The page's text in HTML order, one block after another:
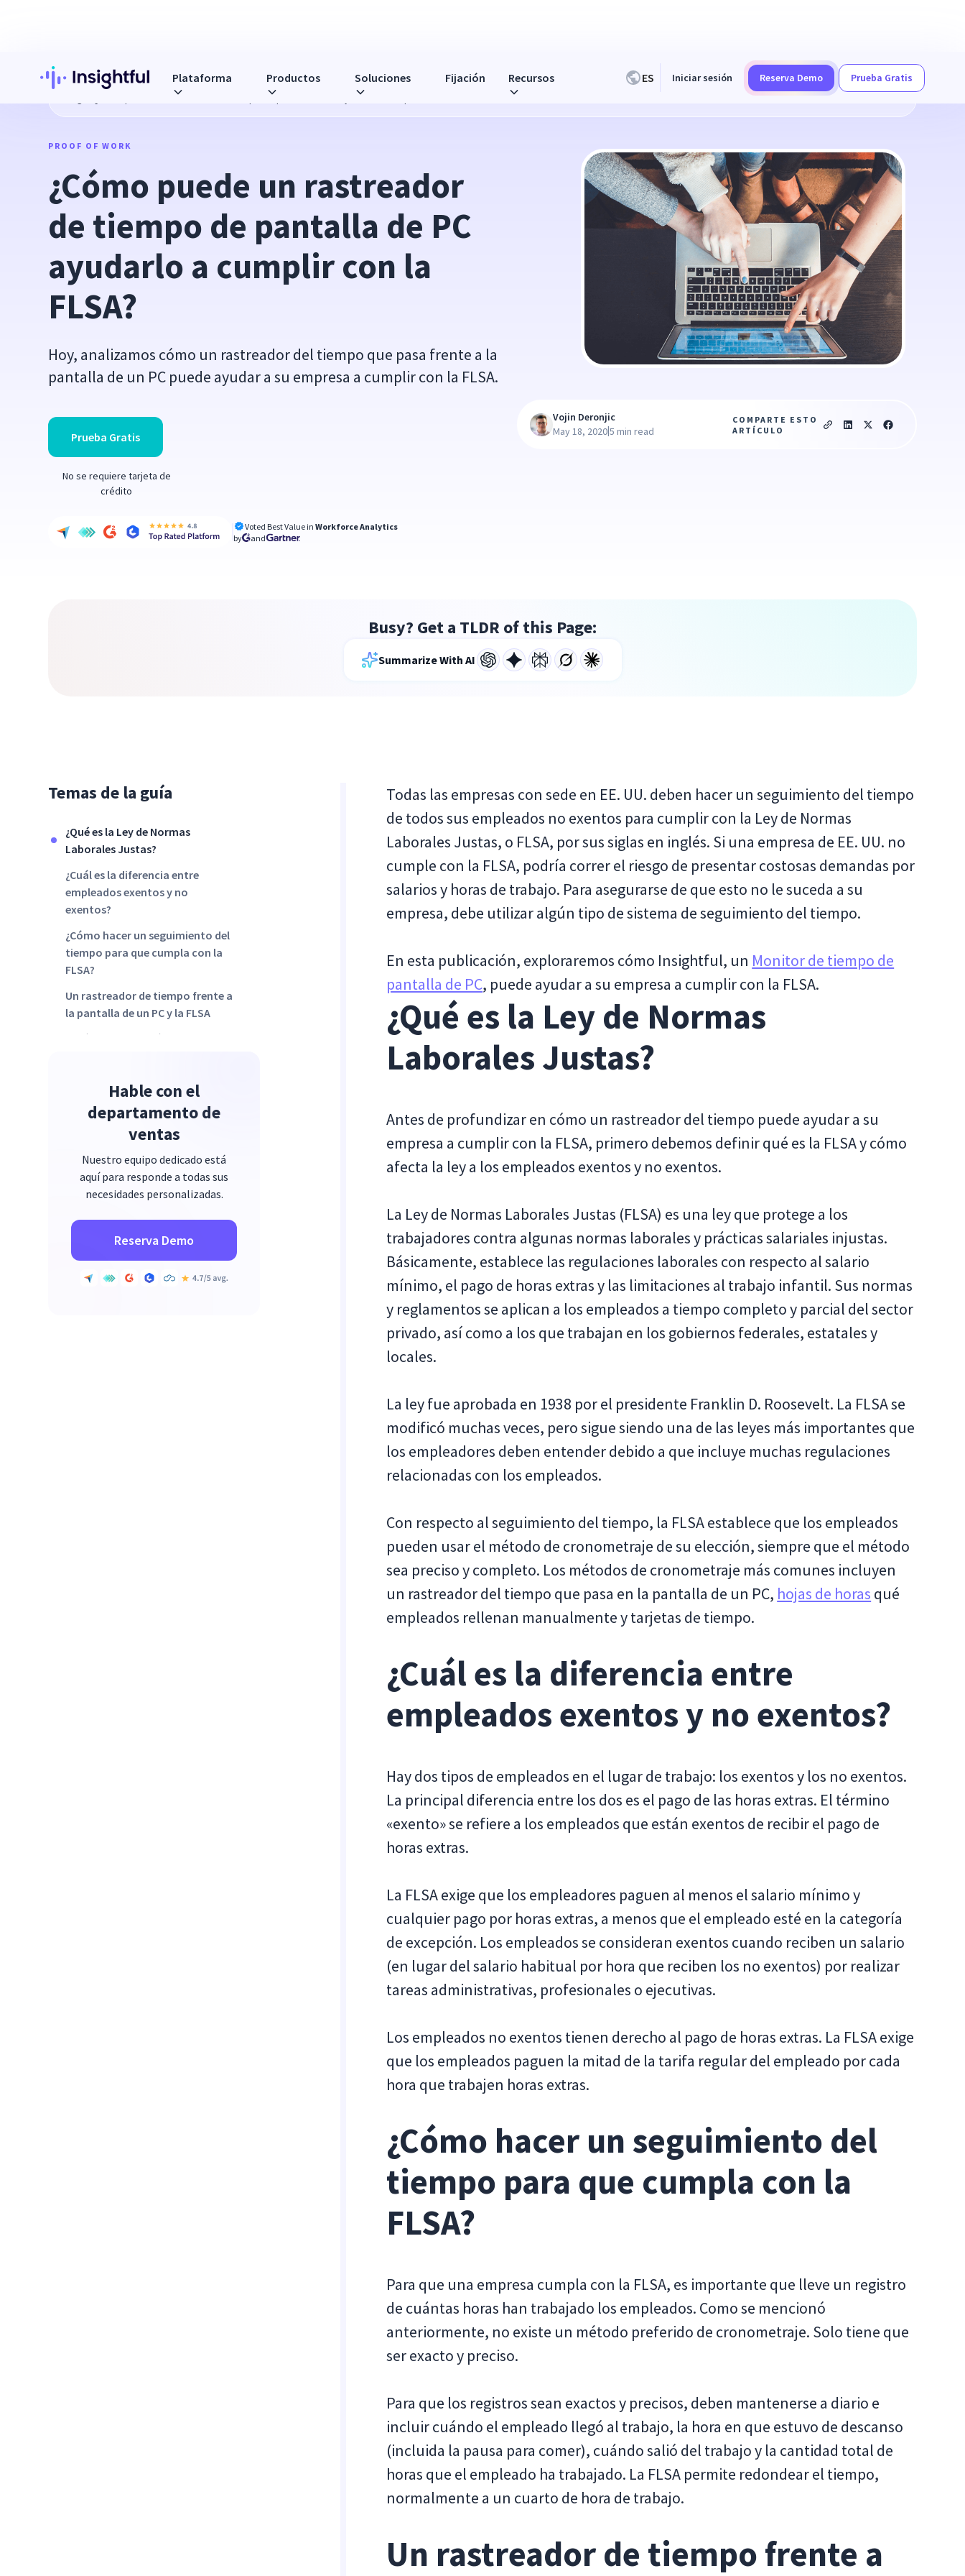
Plataforma Productos Soluciones Fijación Recursos ES Iniciar sesión Reserva Demo
Prueba Gratis
¿Cómo puede un rastreador de tiempo de pantalla de PC ayudarlo a cumplir con la FLSA?
PROOF OF WORK
¿Cómo puede un rastreador
de tiempo de pantalla de PC
ayudarlo a cumplir con la
FLSA?
Hoy, analizamos cómo un rastreador del tiempo que pasa frente a la
pantalla de un PC puede ayudar a su empresa a cumplir con la FLSA.
Prueba Gratis
No se requiere tarjeta de
crédito
Voted Best Value inWorkforce Analytics
by
and
Vojin Deronjic
May 18, 2020|5 min read
COMPARTE ESTO
ARTÍCULO
Busy? Get a TLDR of this Page:
Summarize With AI
Temas de la guía
¿Qué es la Ley de Normas
Laborales Justas?
¿Cuál es la diferencia entre
empleados exentos y no
exentos?
¿Cómo hacer un seguimiento del
tiempo para que cumpla con la
FLSA?
Un rastreador de tiempo frente a
la pantalla de un PC y la FLSA
¿Cuáles son sus próximos pasos?
Hable con el
departamento de
ventas
Nuestro equipo dedicado está
aquí para responde a todas sus
necesidades personalizadas.
Reserva Demo
Todas las empresas con sede en EE. UU. deben hacer un seguimiento del tiempo
de todos sus empleados no exentos para cumplir con la Ley de Normas
Laborales Justas, o FLSA, por sus siglas en inglés. Si una empresa de EE. UU. no
cumple con la FLSA, podría correr el riesgo de presentar costosas demandas por
salarios y horas de trabajo. Para asegurarse de que esto no le suceda a su
empresa, debe utilizar algún tipo de sistema de seguimiento del tiempo.
En esta publicación, exploraremos cómo Insightful, un Monitor de tiempo de
pantalla de PC, puede ayudar a su empresa a cumplir con la FLSA.
¿Qué es la Ley de Normas
Laborales Justas?
Antes de profundizar en cómo un rastreador del tiempo puede ayudar a su
empresa a cumplir con la FLSA, primero debemos definir qué es la FLSA y cómo
afecta la ley a los empleados exentos y no exentos.
La Ley de Normas Laborales Justas (FLSA) es una ley que protege a los
trabajadores contra algunas normas laborales y prácticas salariales injustas.
Básicamente, establece las regulaciones laborales con respecto al salario
mínimo, el pago de horas extras y las limitaciones al trabajo infantil. Sus normas
y reglamentos se aplican a los empleados a tiempo completo y parcial del sector
privado, así como a los que trabajan en los gobiernos federales, estatales y
locales.
La ley fue aprobada en 1938 por el presidente Franklin D. Roosevelt. La FLSA se
modificó muchas veces, pero sigue siendo una de las leyes más importantes que
los empleadores deben entender debido a que incluye muchas regulaciones
relacionadas con los empleados.
Con respecto al seguimiento del tiempo, la FLSA establece que los empleados
pueden usar el método de cronometraje de su elección, siempre que el método
sea preciso y completo. Los métodos de cronometraje más comunes incluyen
un rastreador del tiempo que pasa en la pantalla de un PC, hojas de horas qué
empleados rellenan manualmente y tarjetas de tiempo.
¿Cuál es la diferencia entre
empleados exentos y no exentos?
Hay dos tipos de empleados en el lugar de trabajo: los exentos y los no exentos.
La principal diferencia entre los dos es el pago de las horas extras. El término
«exento» se refiere a los empleados que están exentos de recibir el pago de
horas extras.
La FLSA exige que los empleadores paguen al menos el salario mínimo y
cualquier pago por horas extras, a menos que el empleado esté en la categoría
de excepción. Los empleados se consideran exentos cuando reciben un salario
(en lugar del salario habitual por hora que reciben los no exentos) por realizar
tareas administrativas, profesionales o ejecutivas.
Los empleados no exentos tienen derecho al pago de horas extras. La FLSA exige
que los empleados paguen la mitad de la tarifa regular del empleado por cada
hora que trabajen horas extras.
¿Cómo hacer un seguimiento del
tiempo para que cumpla con la
FLSA?
Para que una empresa cumpla con la FLSA, es importante que lleve un registro
de cuántas horas han trabajado los empleados. Como se mencionó
anteriormente, no existe un método preferido de cronometraje. Solo tiene que
ser exacto y preciso.
Para que los registros sean exactos y precisos, deben mantenerse a diario e
incluir cuándo el empleado llegó al trabajo, la hora en que estuvo de descanso
(incluida la pausa para comer), cuándo salió del trabajo y la cantidad total de
horas que el empleado ha trabajado. La FLSA permite redondear el tiempo,
normalmente a un cuarto de hora de trabajo.
Un rastreador de tiempo frente a